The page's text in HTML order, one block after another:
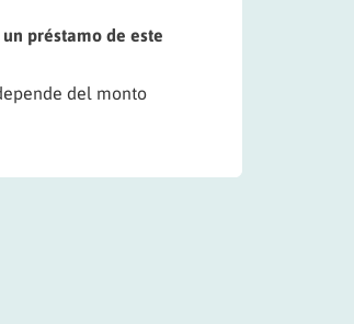
préstamo de este
del monto